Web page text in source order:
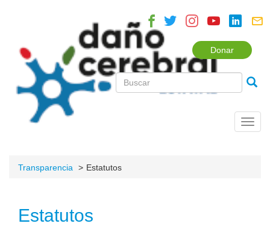
Donar
Transparencia Estatutos
Estatutos